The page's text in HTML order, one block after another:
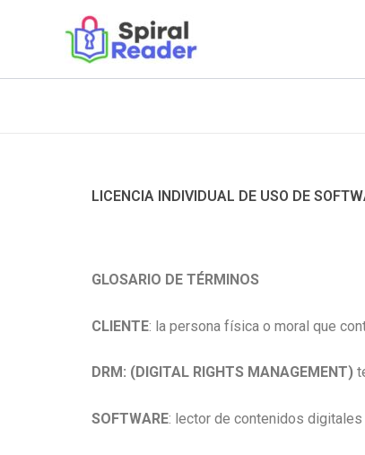
LICENCIA INDIVIDUAL DE USO DE
GLOSARIO DE TÉRMINOS
CLIENTE: la persona física o moral que
DRM: (DIGITAL RIGHTS MANAGEMENT)
SOFTWARE: lector de contenidos